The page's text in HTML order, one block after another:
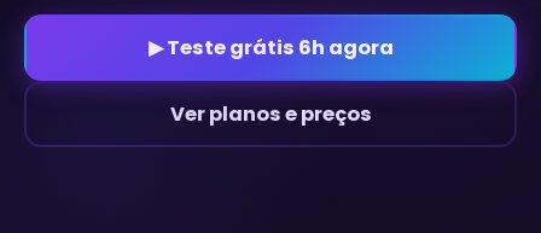
▶ Teste grátis 6h agora
Ver planos e preços